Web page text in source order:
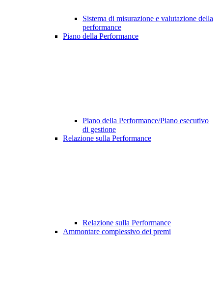
Sistema di misurazione e valutazione della
performance
Piano della Performance
Piano della Performance/Piano esecutivo
di gestione
Relazione sulla Performance
Relazione sulla Performance
Ammontare complessivo dei premi